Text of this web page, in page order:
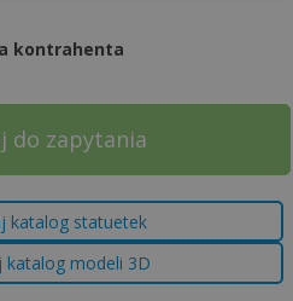
kontrahenta
do zapytania
katalog statuetek
katalog modeli 3D